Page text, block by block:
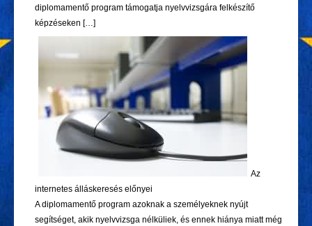
diplomamentő program támogatja nyelvvizsgára felkészítő
képzéseken […]
Az
internetes álláskeresés előnyei
A diplomamentő program azoknak a személyeknek nyújt
segítséget, akik nyelvvizsga nélküliek, és ennek hiánya miatt még